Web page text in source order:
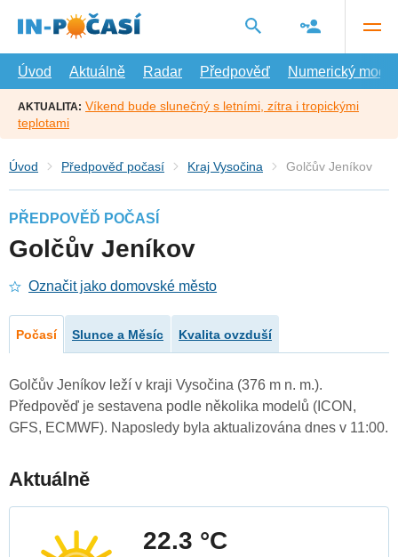
hlavní
Úvod
Aktuálně Radar Předpověď Numerický model
AKTUALITA: Víkend bude slunečný s letními, zítra i tropickými
teplotami
Úvod Předpověď počasí Kraj Vysočina Golčův Jeníkov
PŘEDPOVĚĎ POČASÍ
Golčův Jeníkov
Označit jako domovské město
Počasí Slunce a Měsíc Kvalita ovzduší
Golčův Jeníkov leží v kraji Vysočina (376 m n. m.).
Předpověď je sestavena podle několika modelů (ICON,
GFS, ECMWF). Naposledy byla aktualizována dnes v 11:00.
Aktuálně
22.3 °C